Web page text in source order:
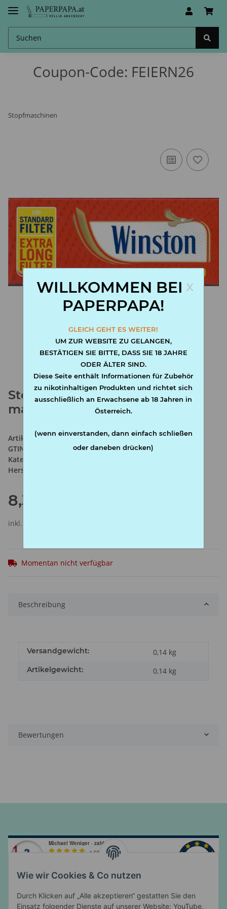
Coupon-Code: FEIERN26
Stopfmaschinen
Stopfmaschine Winston easy
maker DUO
Artikelnummer:5411808030352
GTIN:
9008100199175
Kategorie:
Hersteller:
8,30 €
inkl. 20% USt. , zzgl.
Momentan nicht verfügbar
Beschreibung
Versandgewicht: 0,14 kg
Artikelgewicht: 0,14 kg
Bewertungen
Wie wir Cookies & Co nutzen
Durch Klicken auf „Alle akzeptieren“ gestatten Sie den
Einsatz folgender Dienste auf unserer Website: YouTube,
x
WILLKOMMEN BEI
PAPERPAPA!
GLEICH GEHT ES WEITER!
UM ZUR WEBSITE ZU GELANGEN,
BESTÄTIGEN SIE BITTE, DASS SIE 18 JAHRE
ODER ÄLTER SIND.
Diese Seite enthält Informationen für Zubehör
zu nikotinhaltigen Produkten und richtet sich
ausschließlich an Erwachsene ab 18 Jahren in
Österreich.
(wenn einverstanden, dann einfach schließen
oder daneben drücken)